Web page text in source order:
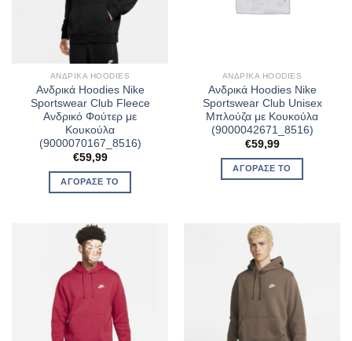
ΑΝΔΡΙΚΆ HOODIES
Ανδρικά Hoodies Nike
Sportswear Club Fleece
Ανδρικό Φούτερ με
Κουκούλα
(9000070167_8516)
€59,99
ΑΓΌΡΑΣΈ ΤΟ
ΑΝΔΡΙΚΆ HOODIES
Ανδρικά Hoodies Nike
Sportswear Club Unisex
Μπλούζα με Κουκούλα
(9000042671_8516)
€59,99
ΑΓΌΡΑΣΈ ΤΟ